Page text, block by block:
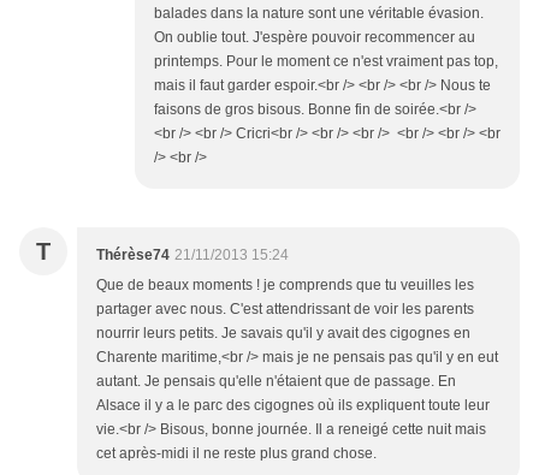
balades dans la nature sont une véritable évasion.
On oublie tout. J'espère pouvoir recommencer au
printemps. Pour le moment ce n'est vraiment pas top,
mais il faut garder espoir.<br /> <br /> <br /> Nous te
faisons de gros bisous. Bonne fin de soirée.<br />
<br /> <br /> Cricri<br /> <br /> <br /> <br /> <br /> <br
/> <br />
T Thérèse74 21/11/2013 15:24
Que de beaux moments ! je comprends que tu veuilles les
partager avec nous. C'est attendrissant de voir les parents
nourrir leurs petits. Je savais qu'il y avait des cigognes en
Charente maritime,<br /> mais je ne pensais pas qu'il y en eut
autant. Je pensais qu'elle n'étaient que de passage. En
Alsace il y a le parc des cigognes où ils expliquent toute leur
vie.<br /> Bisous, bonne journée. Il a reneigé cette nuit mais
cet après-midi il ne reste plus grand chose.